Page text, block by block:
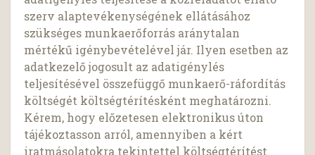
szerv alaptevékenységének ellátásához
szükséges munkaerőforrás aránytalan
mértékű igénybevételével jár. Ilyen esetben az
adatkezelő jogosult az adatigénylés
teljesítésével összefüggő munkaerő-ráfordítás
költségét költségtérítésként meghatározni.
Kérem, hogy előzetesen elektronikus úton
tájékoztasson arról, amennyiben a kért
iratmásolatokra tekintettel költségtérítést